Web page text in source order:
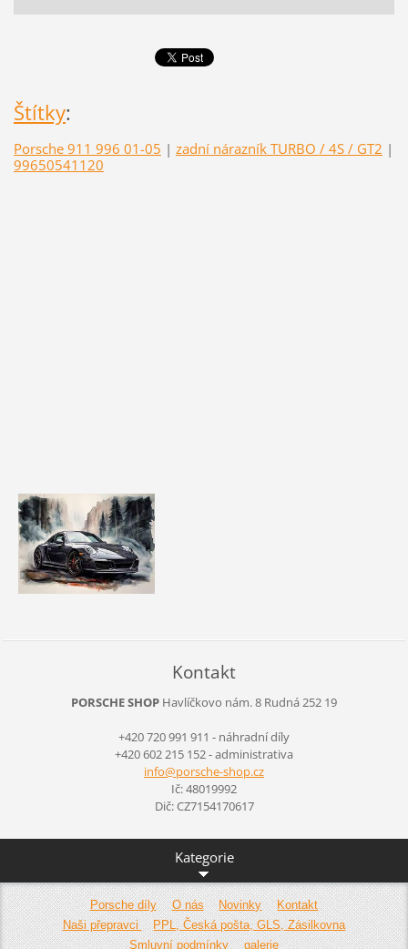
Štítky:
Porsche 911 996 01-05 | zadní nárazník TURBO / 4S / GT2 |
99650541120
Kontakt
PORSCHE SHOP Havlíčkovo nám. 8 Rudná 252 19
+420 720 991 911 - náhradní díly
+420 602 215 152 - administrativa
info@porsche-shop.cz
Ič: 48019992
Dič: CZ7154170617
Kategorie
Porsche díly O nás Novinky
Kontakt
Naši přepravci
PPL, Česká pošta, GLS, Zásilkovna
Smluvní podmínky
galerie